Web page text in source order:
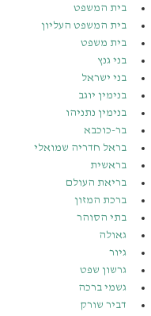
בית המשפט
בית המשפט העליון
בית משפט
בני גנץ
בני ישראל
בנימין יוגב
בנימין נתניהו
בר-כוכבא
בראל חדריה שמואלי
בראשית
בריאת העולם
ברכת המזון
בתי הסוהר
גאולה
גיור
גרשון שפט
גשמי ברכה
דביר שורק